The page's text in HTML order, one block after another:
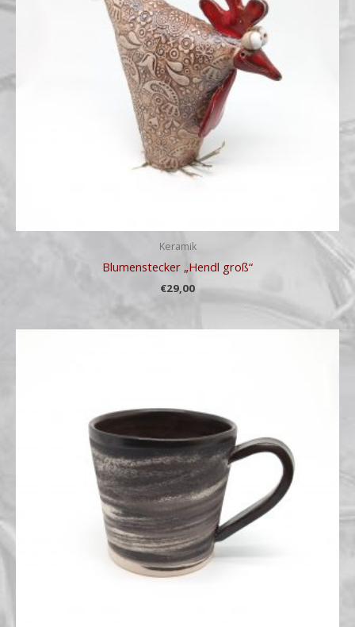
Keramik
Blumenstecker „Hendl groß“
€29,00